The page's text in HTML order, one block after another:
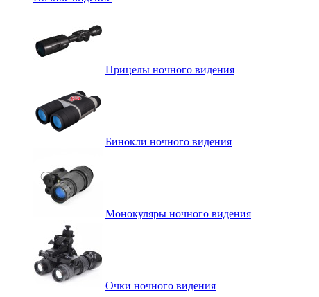
Прицелы ночного видения
Бинокли ночного видения
Монокуляры ночного видения
Очки ночного видения